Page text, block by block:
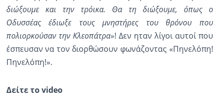
Ραδιόφωνο LIVE
Εκπομπές
Πολιτισμός
διώξουμε και την τρόικα. Θα τη διώξουμε, όπως ο
Οδυσσέας έδιωξε τους μνηστήρες του θρόνου που
πολιορκούσαν την Κλεοπάτρα»! Δεν ηταν λίγοι αυτοί που
έσπευσαν να τον διορθώσουν φωνάζοντας «Πηνελόπη!
Πηνελόπη!».
Δείτε το video